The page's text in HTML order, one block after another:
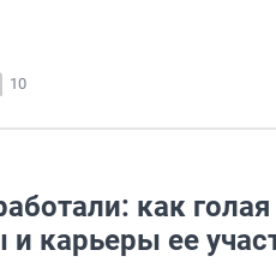
10
как
и карьеры ее